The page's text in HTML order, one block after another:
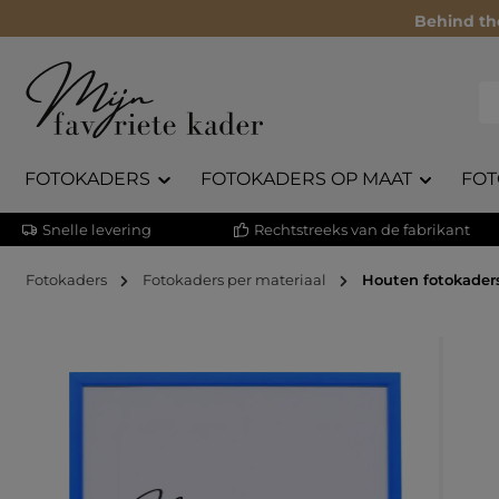
Behind
FOTOKADERS FOTOKADERS OP MAAT
Snelle levering Rechtstreeks van de fabrikant
Fotokaders Fotokaders per materiaal Houten